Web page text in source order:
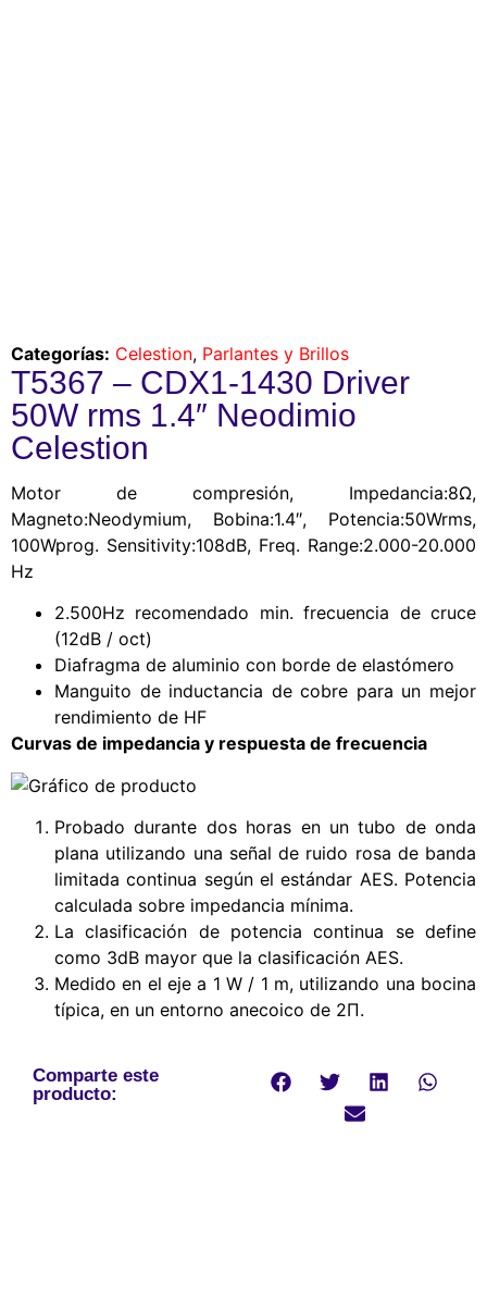
Categorías: Celestion, Parlantes y Brillos
T5367 – CDX1-1430 Driver
50W rms 1.4″ Neodimio
Celestion
Motor de compresión, Impedancia:8Ω,
Magneto:Neodymium, Bobina:1.4″, Potencia:50Wrms,
100Wprog. Sensitivity:108dB, Freq. Range:2.000-20.000
Hz
2.500Hz recomendado min. frecuencia de cruce
(12dB / oct)
Diafragma de aluminio con borde de elastómero
Manguito de inductancia de cobre para un mejor
rendimiento de HF
Curvas de impedancia y respuesta de frecuencia
Probado durante dos horas en un tubo de onda
plana utilizando una señal de ruido rosa de banda
limitada continua según el estándar AES. Potencia
calculada sobre impedancia mínima.
La clasificación de potencia continua se define
como 3dB mayor que la clasificación AES.
Medido en el eje a 1 W / 1 m, utilizando una bocina
típica, en un entorno anecoico de 2Π.
Comparte este
producto: